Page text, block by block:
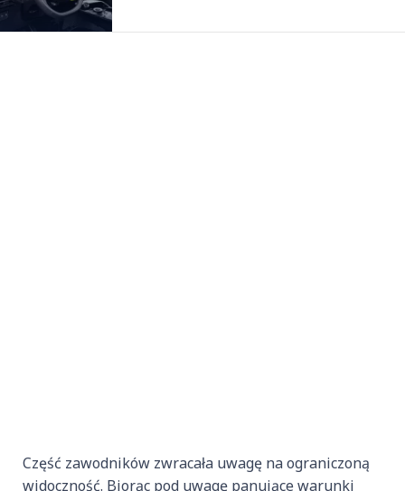
Część zawodników zwracała uwagę na ograniczoną
widoczność. Biorąc pod uwagę panujące warunki